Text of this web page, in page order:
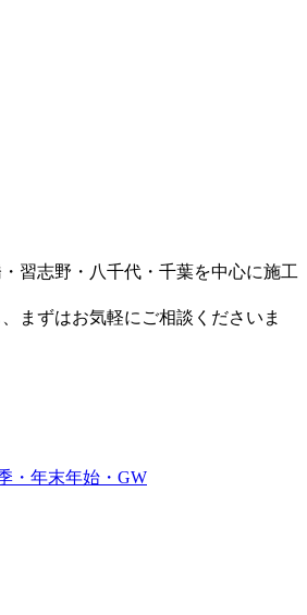
習志野・八千代・千葉を中心に施工
まずはお気軽にご相談くださいま
・年末年始・GW